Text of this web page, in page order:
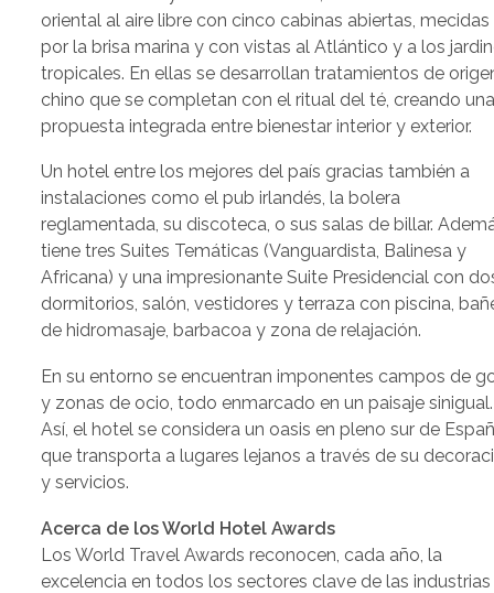
oriental al aire libre con cinco cabinas abiertas, mecidas
por la brisa marina y con vistas al Atlántico y a los
tropicales. En ellas se desarrollan tratamientos de
chino que se completan con el ritual del té, creando
propuesta integrada entre bienestar interior y exterior.
Un hotel entre los mejores del país gracias también a
instalaciones como el pub irlandés, la bolera
reglamentada, su discoteca, o sus salas de billar.
tiene tres Suites Temáticas (Vanguardista, Balinesa y
Africana) y una impresionante Suite Presidencial con
dormitorios, salón, vestidores y terraza con piscina,
de hidromasaje, barbacoa y zona de relajación.
En su entorno se encuentran imponentes campos de
y zonas de ocio, todo enmarcado en un paisaje sinigual.
Así, el hotel se considera un oasis en pleno sur de
que transporta a lugares lejanos a través de su
y servicios.
Acerca de los World Hotel Awards
Los World Travel Awards reconocen, cada año, la
excelencia en todos los sectores clave de las